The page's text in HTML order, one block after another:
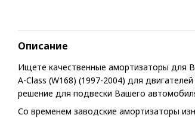
Описание
Ищете качественные амортизаторы для
A-Class (W168) (1997-2004) для
решение для подвески Вашего
Со временем заводские амортизаторы